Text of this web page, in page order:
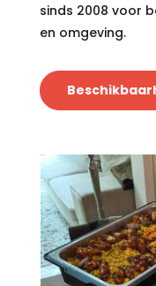
sinds 2008 voor
en omgeving.